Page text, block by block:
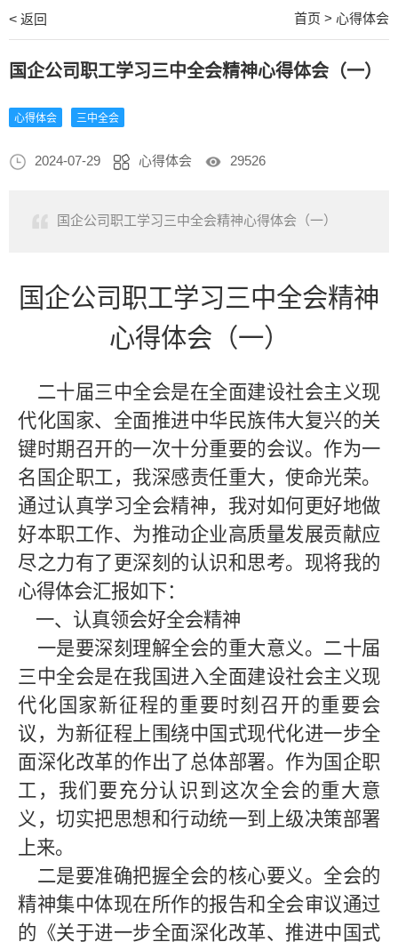
< 返回 首页 > 心得体会
国企公司职工学习三中全会精神心得体会（一）
心得体会 三中全会
2024-07-29 心得体会 29526
国企公司职工学习三中全会精神心得体会（一）
国企公司职工学习三中全会精神
心得体会 （一）
二十届三中全会是在全面建设社会主义现
代化国家、全面推进中华民族伟大复兴的关
键时期召开的一次十分重要的会议。作为一
名国企职工，我深感责任重大，使命光荣。
通过认真学习全会精神，我对如何更好地做
好本职工作、为推动企业高质量发展贡献应
尽之力有了更深刻的认识和思考。现将我的
心得体会汇报如下：
一、认真领会好全会精神
一是要深刻理解全会的重大意义。二十届
三中全会是在我国进入全面建设社会主义现
代化国家新征程的重要时刻召开的重要会
议，为新征程上围绕中国式现代化进一步全
面深化改革的作出了总体部署。作为国企职
工，我们要充分认识到这次全会的重大意
义，切实把思想和行动统一到上级决策部署
上来。
二是要准确把握全会的核心要义。全会的
精神集中体现在所作的报告和全会审议通过
的《关于进一步全面深化改革、推进中国式